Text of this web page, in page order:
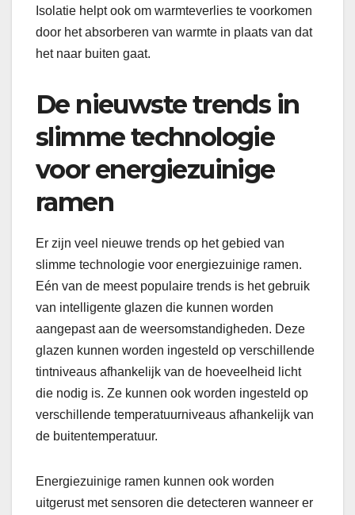
Isolatie helpt ook om warmteverlies te voorkomen
door het absorberen van warmte in plaats van dat
het naar buiten gaat.
De nieuwste trends in
slimme technologie
voor energiezuinige
ramen
Er zijn veel nieuwe trends op het gebied van
slimme technologie voor energiezuinige ramen.
Eén van de meest populaire trends is het gebruik
van intelligente glazen die kunnen worden
aangepast aan de weersomstandigheden. Deze
glazen kunnen worden ingesteld op verschillende
tintniveaus afhankelijk van de hoeveelheid licht
die nodig is. Ze kunnen ook worden ingesteld op
verschillende temperatuurniveaus afhankelijk van
de buitentemperatuur.
Energiezuinige ramen kunnen ook worden
uitgerust met sensoren die detecteren wanneer er